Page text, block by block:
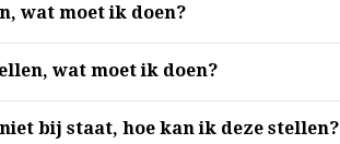
wat moet ik doen?
wat moet ik doen?
bij staat, hoe kan ik deze stellen?